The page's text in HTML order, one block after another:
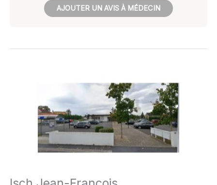
AJOUTER UN AVIS À MÉDECIN